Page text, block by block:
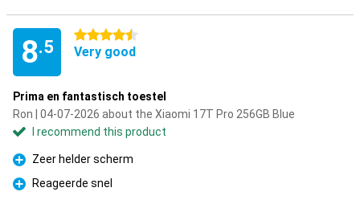
8.5
4.5 stars
Very good
Prima en fantastisch toestel
Ron | 04-07-2026 about the Xiaomi 17T Pro 256GB Blue
I recommend this product
Pro
Zeer helder scherm
Pro
Reageerde snel